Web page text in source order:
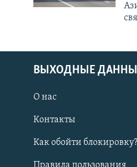
ВЫХОДНЫЕ
О нас
Контакты
Как обойти блокировку?
Правила пользования